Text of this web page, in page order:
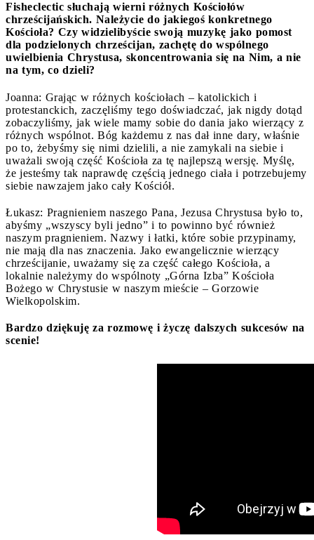
Fisheclectic słuchają wierni różnych Kościołów
chrześcijańskich. Należycie do jakiegoś konkretnego
Kościoła? Czy widzielibyście swoją muzykę jako pomost
dla podzielonych chrześcijan, zachętę do wspólnego
uwielbienia Chrystusa, skoncentrowania się na Nim, a nie
na tym, co dzieli?
Joanna: Grając w różnych kościołach – katolickich i
protestanckich, zaczęliśmy tego doświadczać, jak nigdy dotąd
zobaczyliśmy, jak wiele mamy sobie do dania jako wierzący z
różnych wspólnot. Bóg każdemu z nas dał inne dary, właśnie
po to, żebyśmy się nimi dzielili, a nie zamykali na siebie i
uważali swoją część Kościoła za tę najlepszą wersję. Myślę,
że jesteśmy tak naprawdę częścią jednego ciała i potrzebujemy
siebie nawzajem jako cały Kościół.
Łukasz: Pragnieniem naszego Pana, Jezusa Chrystusa było to,
abyśmy „wszyscy byli jedno” i to powinno być również
naszym pragnieniem. Nazwy i łatki, które sobie przypinamy,
nie mają dla nas znaczenia. Jako ewangelicznie wierzący
chrześcijanie, uważamy się za część całego Kościoła, a
lokalnie należymy do wspólnoty „Górna Izba” Kościoła
Bożego w Chrystusie w naszym mieście – Gorzowie
Wielkopolskim.
Bardzo dziękuję za rozmowę i życzę dalszych sukcesów na
scenie!